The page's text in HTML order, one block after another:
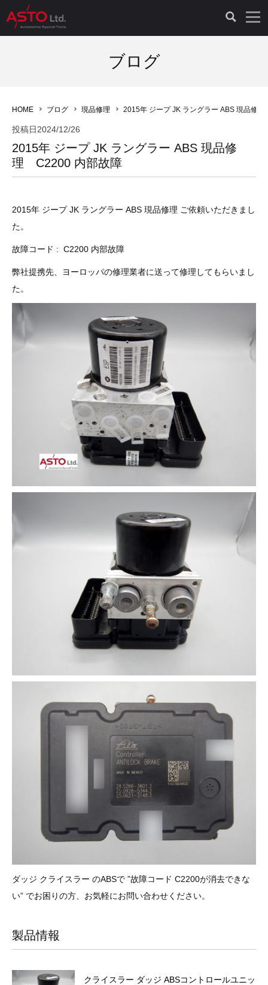
EV 専用 整備機器（11）
オプション品（17）
TPMS（4）
その他（9）
内視カメラ（6）
安定化電源ユニット（8）
バッテリーテスター（4）
古い車両用診断テスター（10）
バイク用診断テスター（7）
その他（20）
OTOFIX Powered by AUTEL（4）
Hubitools（17）
ドイツ車（211）
イタリア/フランス車（27）
イギリス車（23）
アメリカ車（15）
スウェーデン車（20）
バッテリーチャージャー（4）
ディーゼルインジェクター&グロープラグ ツール（7）
シミュレータ（19）
イギリス車（26）
スウェーデン車（45）
日本車（40）
ロシア（8）
ブレーキキャリパーリペアキット（368）
ステアリングロックエミュレータ（28）
その他（12）
クローン作製（20）
イモビライザーOFF（1）
その他（6）
その他（2）
ブログ
HOME ブログ 現品修理 2015年 ジープ JK ラングラー ABS 現品修
投稿日2024/12/26
2015年 ジープ JK ラングラー ABS 現品修
理 C2200 内部故障
2015年 ジープ JK ラングラー ABS 現品修理 ご依頼いただきまし
た。
故障コード : C2200 内部故障
弊社提携先、ヨーロッパの修理業者に送って修理してもらいまし
た。
ダッジ クライスラー のABSで ”故障コード C2200が消去できな
い” でお困りの方、お気軽にお問い合わせください。
製品情報
クライスラー ダッジ ABSコントロールユニッ